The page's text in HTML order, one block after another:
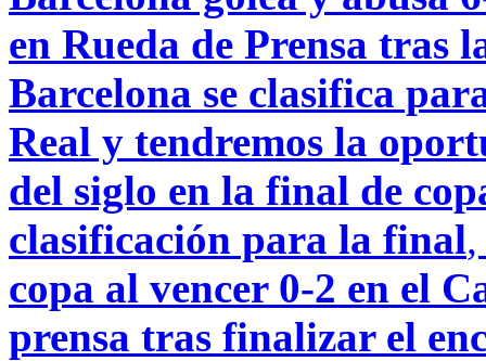
en Rueda de Prensa tras
Barcelona se clasifica
Real y tendremos la
del siglo en la final de
clasificación para la final
copa al vencer 0-2 en el
prensa tras finalizar el